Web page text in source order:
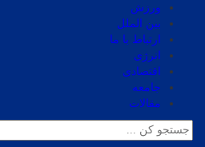
ورزش
بین الملل
ارتباط با ما
انرژی
اقتصادی
جامعه
مقالات